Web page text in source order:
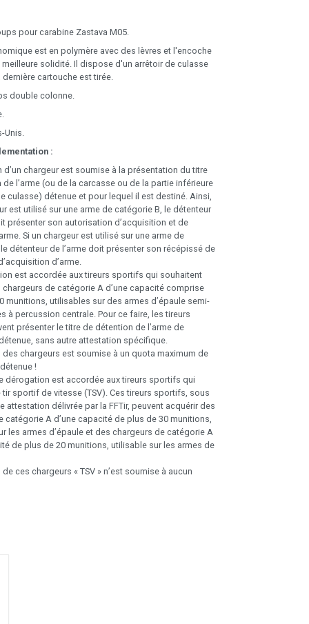
pour carabine Zastava M05.
est en polymère avec des lèvres et l'encoche
meilleure solidité. Il dispose d'un arrêtoir de culasse
cartouche est tirée.
double colonne.
Unis.
:
d’un chargeur est soumise à la présentation du titre
l’arme (ou de la carcasse ou de la partie inférieure
culasse) détenue et pour lequel il est destiné. Ainsi,
est utilisé sur une arme de catégorie B, le détenteur
présenter son autorisation d’acquisition et de
Si un chargeur est utilisé sur une arme de
détenteur de l’arme doit présenter son récépissé de
d’arme.
est accordée aux tireurs sportifs qui souhaitent
chargeurs de catégorie A d’une capacité comprise
munitions, utilisables sur des armes d’épaule semi-
à percussion centrale. Pour ce faire, les tireurs
présenter le titre de détention de l’arme de
sans autre attestation spécifique.
des chargeurs est soumise à un quota maximum de
!
dérogation est accordée aux tireurs sportifs qui
tir sportif de vitesse (TSV). Ces tireurs sportifs, sous
attestation délivrée par la FFTir, peuvent acquérir des
catégorie A d’une capacité de plus de 30 munitions,
les armes d’épaule et des chargeurs de catégorie A
de plus de 20 munitions, utilisable sur les armes de
ces chargeurs « TSV » n’est soumise à aucun